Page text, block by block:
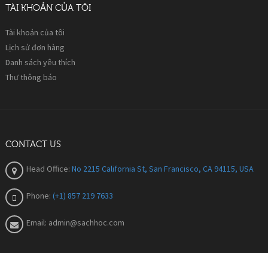
TÀI KHOẢN CỦA TÔI
Tài khoản của tôi
Lịch sử đơn hàng
Danh sách yêu thích
Thư thông báo
CONTACT US
Head Office: No 2215 California St, San Francisco, CA 94115, USA
Phone: (+1) 857 219 7633
Email: admin@sachhoc.com